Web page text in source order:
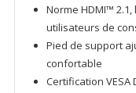
Norme HDMI™
utilisateurs de
Pied de support
confortable
Certification VESA